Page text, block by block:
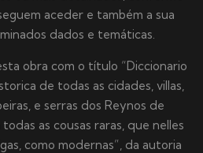
aceder e também a sua
dados e temáticas.
obra com o título “Diccionario
de todas as cidades, villas,
e serras dos Reynos de
as cousas raras, que nelles
como modernas”, da autoria